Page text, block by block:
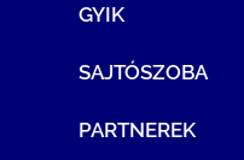
GYIK
SAJTÓSZOBA
PARTNEREK